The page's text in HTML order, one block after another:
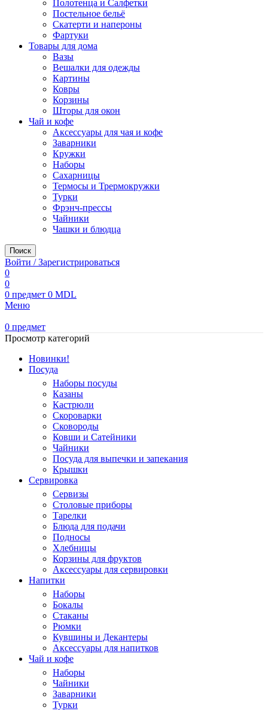
Полотенца и Салфетки
Постельное бельё
Скатерти и напероны
Фартуки
Товары для дома
Вазы
Вешалки для одежды
Картины
Ковры
Корзины
Шторы для окон
Чай и кофе
Аксессуары для чая и кофе
Заварники
Кружки
Наборы
Сахарницы
Термосы и Трермокружки
Турки
Фрэнч-прессы
Чайники
Чашки и блюдца
Поиск
Войти / Зарегистрироваться
0
0
0 предмет 0 MDL
Меню
0 предмет
Просмотр категорий
Новинки!
Посуда
Наборы посуды
Казаны
Кастрюли
Скороварки
Сковороды
Ковши и Сатейники
Чайники
Посуда для выпечки и запекания
Крышки
Сервировка
Сервизы
Столовые приборы
Тарелки
Блюда для подачи
Подносы
Хлебницы
Корзины для фруктов
Аксессуары для сервировки
Напитки
Наборы
Бокалы
Стаканы
Рюмки
Кувшины и Декантеры
Аксессуары для напитков
Чай и кофе
Наборы
Чайники
Заварники
Турки